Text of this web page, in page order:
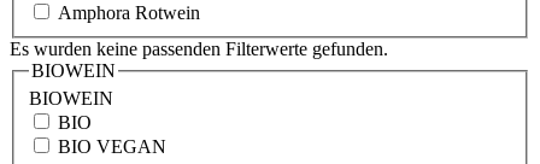
Amphora Rotwein
Es wurden keine passenden Filterwerte gefunden.
BIOWEIN
BIOWEIN
BIO
BIO VEGAN